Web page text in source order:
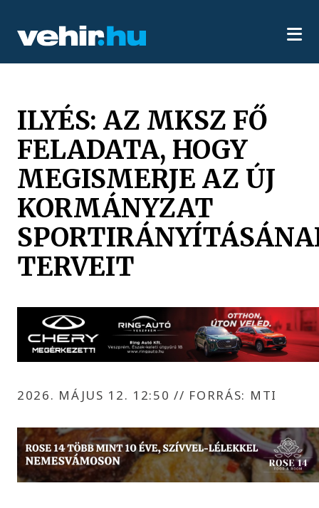
ILYÉS: AZ MKSZ FŐ
FELADATA, HOGY
MEGISMERJE AZ ÚJ
KORMÁNYZAT
TERVEIT
2026. MÁJUS 12. 12:50// FORRÁS: MTI